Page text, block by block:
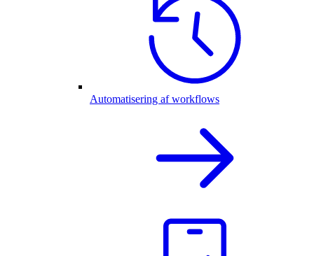
Automatisering af workflows